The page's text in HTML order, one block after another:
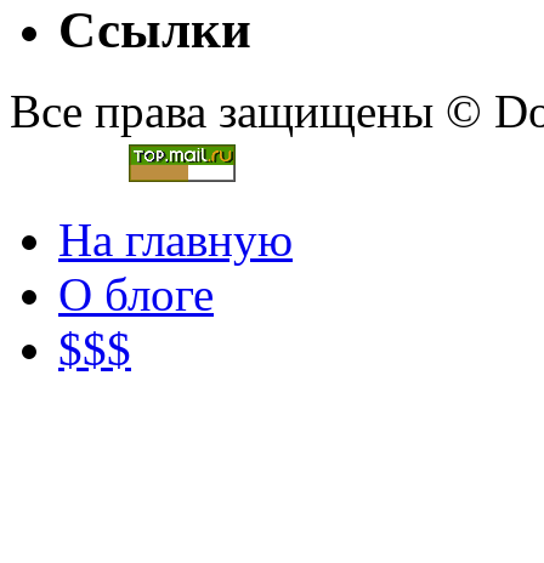
Ссылки
Все права защищены ©
На главную
О блоге
$$$